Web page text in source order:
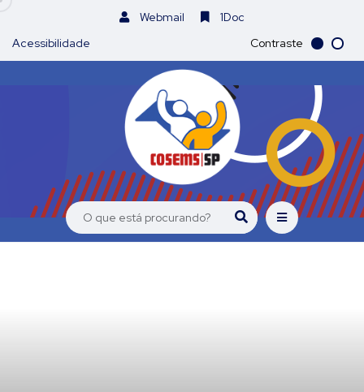
Webmail
1Doc
Acessibilidade
Contraste